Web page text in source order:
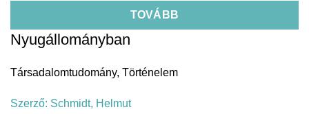
TOVÁBB
Nyugállományban
Társadalomtudomány, Történelem
Szerző: Schmidt, Helmut